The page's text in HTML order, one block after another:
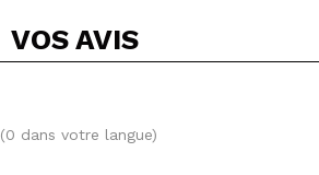
VOS AVIS
(0 dans votre langue)